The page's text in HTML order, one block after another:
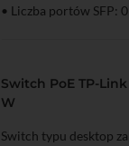
• Liczba portów SFP: 0
Switch PoE TP-Link
W
Switch typu desktop